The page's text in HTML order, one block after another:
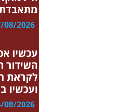
מתאבדת
07/08/2026
עכשיו
השידור
לקראת
ועכשיו
04/08/2026